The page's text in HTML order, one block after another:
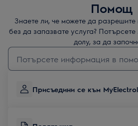
Помощ
Знаете ли, че можете да
без да запазвате услуга?
долу, за да
Въведете текст за да потърсите статии за
Присъедини се към